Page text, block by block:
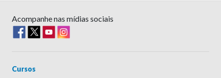
Acompanhe nas mídias sociais
Cursos